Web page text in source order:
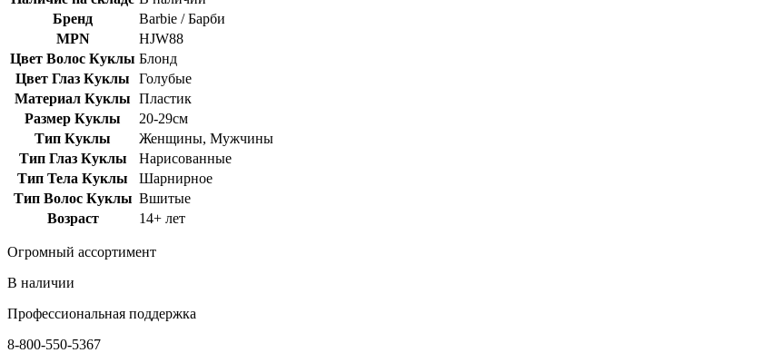
Бренд
Barbie / Барби
MPN
HJW88
Цвет Волос Куклы Блонд
Цвет Глаз Куклы
Голубые
Материал Куклы Пластик
Размер Куклы
20-29см
Тип Куклы
Женщины, Мужчины
Тип Глаз Куклы
Нарисованные
Тип Тела Куклы
Шарнирное
Тип Волос Куклы Вшитые
Возраст
14+ лет
Огромный ассортимент
В наличии
Профессиональная поддержка
8-800-550-5367